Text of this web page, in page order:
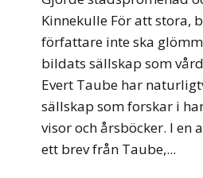
Kinnekulle För att stora,
författare inte ska
bildats sällskap som
Evert Taube har
sällskap som forskar i
visor och årsböcker. I en
ett brev från Taube,...